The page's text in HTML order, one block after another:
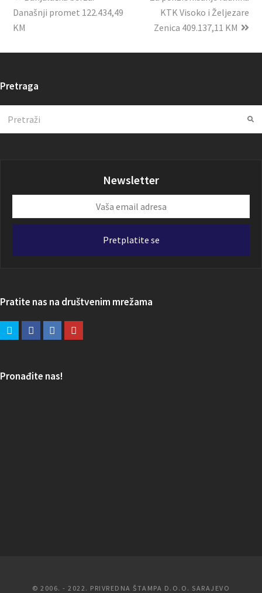
Današnji promet 122.434,49
KM
KTK Visoko i Željezare
Zenica 409.137,11 KM
Pretraga
Newsletter
email
Pretplatite se
Pratite nas na društvenim mrežama
Pronađite nas!
© 2006. - 2022. PRIVREDNA ŠTAMPA D.O.O. SARAJEVO